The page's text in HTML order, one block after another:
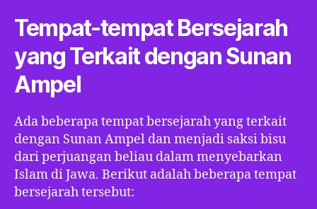
Tempat-tempat Bersejarah
yang Terkait dengan Sunan
Ampel
Ada beberapa tempat bersejarah yang terkait
dengan Sunan Ampel dan menjadi saksi bisu
dari perjuangan beliau dalam menyebarkan
Islam di Jawa. Berikut adalah beberapa tempat
bersejarah tersebut: